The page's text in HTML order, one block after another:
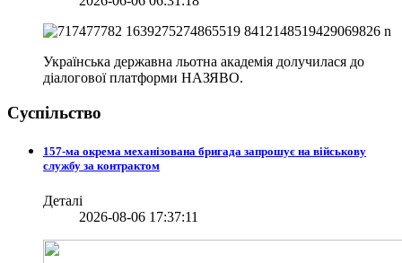
Українська державна льотна академія долучилася до
діалогової платформи НАЗЯВО.
Суспільство
157-ма окрема механізована бригада запрошує на військову
службу за контрактом
Деталі
2026-08-06 17:37:11